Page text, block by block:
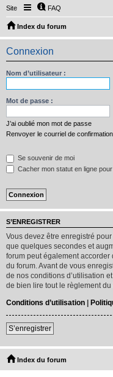
Site FAQ
Index du forum
Connexion
Nom d’utilisateur :
Mot de passe :
J’ai oublié mon mot de passe
Renvoyer le courriel de confirmation
Se souvenir de moi
Cacher mon statut en ligne
S’ENREGISTRER
Vous devez être enregistré
que quelques secondes et
forum peut également
du forum. Avant de vous
de nos conditions d’utilisation
de bien lire tout le règlement du
Conditions d’utilisation |
S’enregistrer
Index du forum